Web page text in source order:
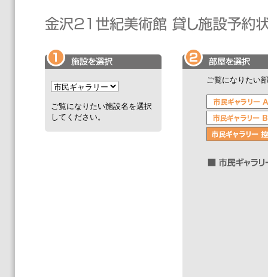
ご覧になりたい施設名を選択
してください。
ご覧になりたい